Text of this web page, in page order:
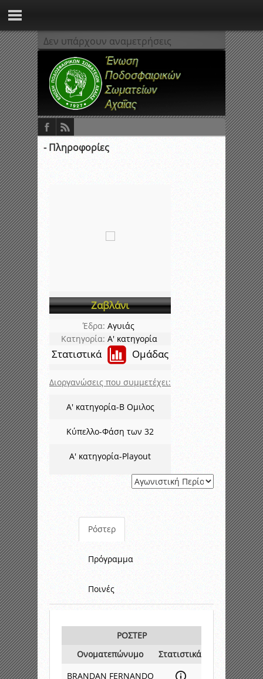
Δεν υπάρχουν αναμετρήσεις
- Πληροφορίες
Ζαβλάνι
Έδρα: Αγυιάς
Κατηγορία: Α' κατηγορία
Στατιστικά Ομάδας
Διοργανώσεις που συμμετέχει:
Α' κατηγορία-Β Ομιλος
Κύπελλο-Φάση των 32
Α' κατηγορία-Playout
Ρόστερ
Πρόγραμμα
Ποινές
ΡΟΣΤΕΡ
Ονοματεπώνυμο
Στατιστικά
BRANDAN FERNANDO